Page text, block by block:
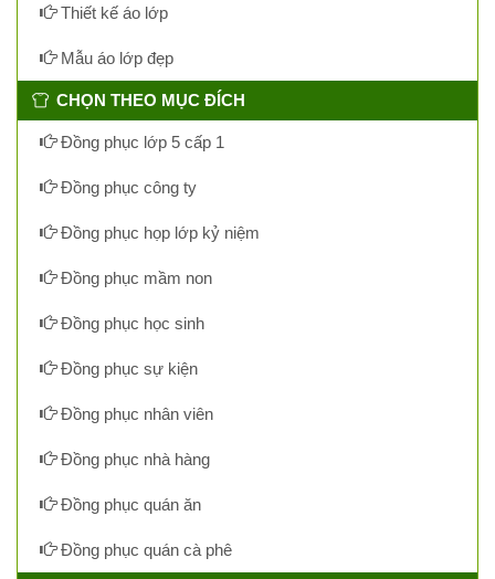
Thiết kế áo lớp
Mẫu áo lớp đẹp
CHỌN THEO MỤC ĐÍCH
Đồng phục lớp 5 cấp 1
Đồng phục công ty
Đồng phục họp lớp kỷ niệm
Đồng phục mầm non
Đồng phục học sinh
Đồng phục sự kiện
Đồng phục nhân viên
Đồng phục nhà hàng
Đồng phục quán ăn
Đồng phục quán cà phê